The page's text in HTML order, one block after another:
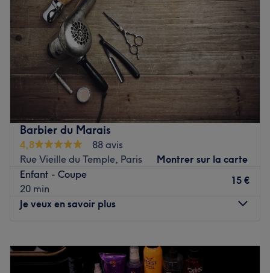
Barbier du Marais
4,8
88 avis
Rue Vieille du Temple, Paris
Montrer sur la carte
Enfant - Coupe
20 min
15 €
Je veux en savoir plus
Mardi
10:00
10:00